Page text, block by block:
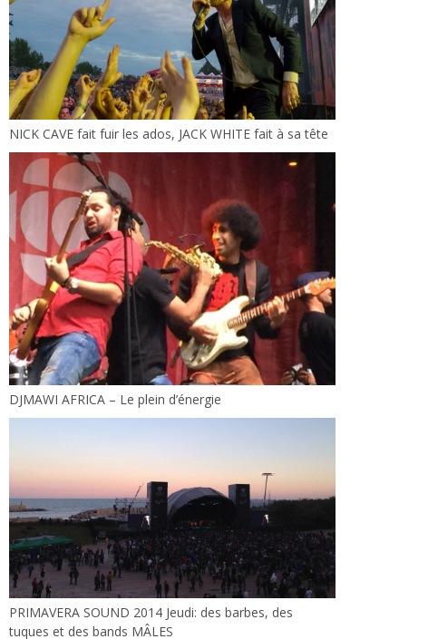
NICK CAVE fait fuir les ados, JACK WHITE fait à sa tête
DJMAWI AFRICA – Le plein d’énergie
PRIMAVERA SOUND 2014 Jeudi: des barbes, des
tuques et des bands MÂLES